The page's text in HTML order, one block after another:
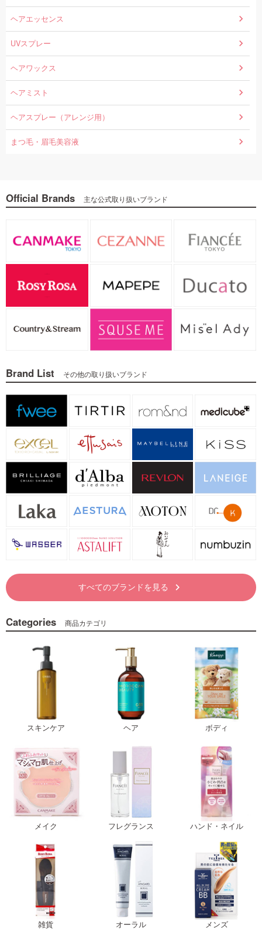
ヘアエッセンス
UVスプレー
ヘアワックス
ヘアミスト
ヘアスプレー（アレンジ用）
まつ毛・眉毛美容液
Official Brands 主な公式取り扱いブランド
Brand List その他の取り扱いブランド
すべてのブランドを見る keyboard_arrow_right
Categories 商品カテゴリ
スキンケア ヘア ボディ
メイク フレグランス ハンド・ネイル
雑貨 オーラル メンズ